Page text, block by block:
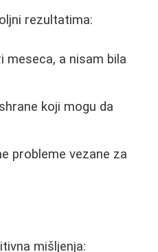
rezultatima:
meseca, a nisam bila
koji mogu da
probleme vezane za
mišljenja: